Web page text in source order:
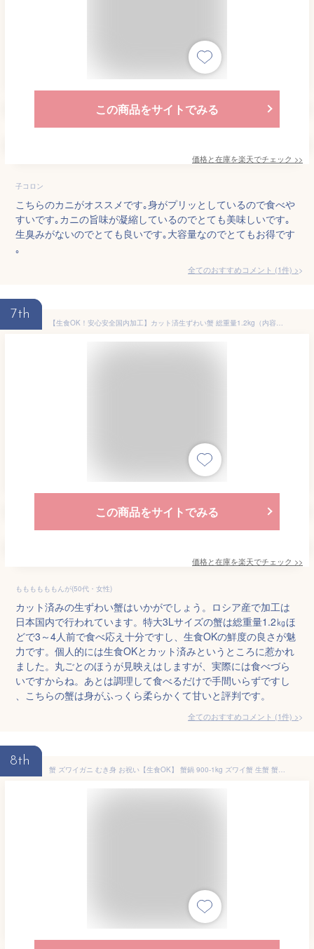
この商品をサイトでみる
価格と在庫を楽天でチェック >>
子コロン
こちらのカニがオススメです｡身がプリッとしているので食べや
すいです｡カニの旨味が凝縮しているのでとても美味しいです｡
生臭みがないのでとても良いです｡大容量なのでとてもお得です
｡
全てのおすすめコメント (1件) >
7th
【生食OK！安心安全国内加工】カット済生ずわい蟹 総重量1.2kg（内容量1kg） 3人〜4人前 あす楽対応 熨斗対応可 ギフト お中元 お歳暮 【母の日ギフト】【父の日ギフト】【あす楽対応！】【特大サイズ3L以上】【大特価セール】【年末年始配送可能】
この商品をサイトでみる
価格と在庫を楽天でチェック >>
ももももももんが(50代・女性)
カット済みの生ずわい蟹はいかがでしょう。ロシア産で加工は
日本国内で行われています。特大3Lサイズの蟹は総重量1.2㎏ほ
どで3～4人前で食べ応え十分ですし、生食OKの鮮度の良さが魅
力です。個人的には生食OKとカット済みというところに惹かれ
ました。丸ごとのほうが見映えはしますが、実際には食べづら
いですからね。あとは調理して食べるだけで手間いらずですし
、こちらの蟹は身がふっくら柔らかくて甘いと評判です。
全てのおすすめコメント (1件) >
8th
蟹 ズワイガニ むき身 お祝い【生食OK】 蟹鍋 900-1kg ズワイ蟹 生蟹 蟹しゃぶ 蟹すき 即日発送 爪 盛り合わせ かにしゃぶ 鍋 かに鍋 しゃぶしゃぶ カニ鍋 かに ズワイ蟹 鍋セット カニ 内祝い ギフト ずわい蟹 送料無料 ※北海道・沖縄・離島を除く